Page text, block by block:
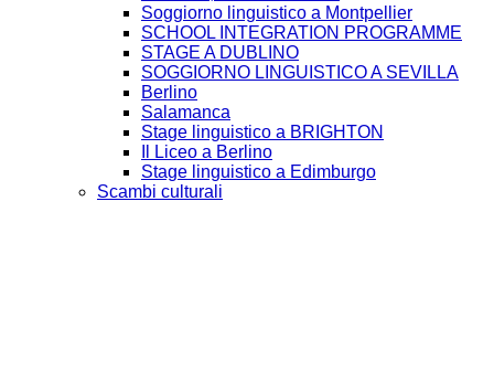
Soggiorno linguistico a Montpellier
SCHOOL INTEGRATION PROGRAMME
STAGE A DUBLINO
SOGGIORNO LINGUISTICO A SEVILLA
Berlino
Salamanca
Stage linguistico a BRIGHTON
Il Liceo a Berlino
Stage linguistico a Edimburgo
Scambi culturali